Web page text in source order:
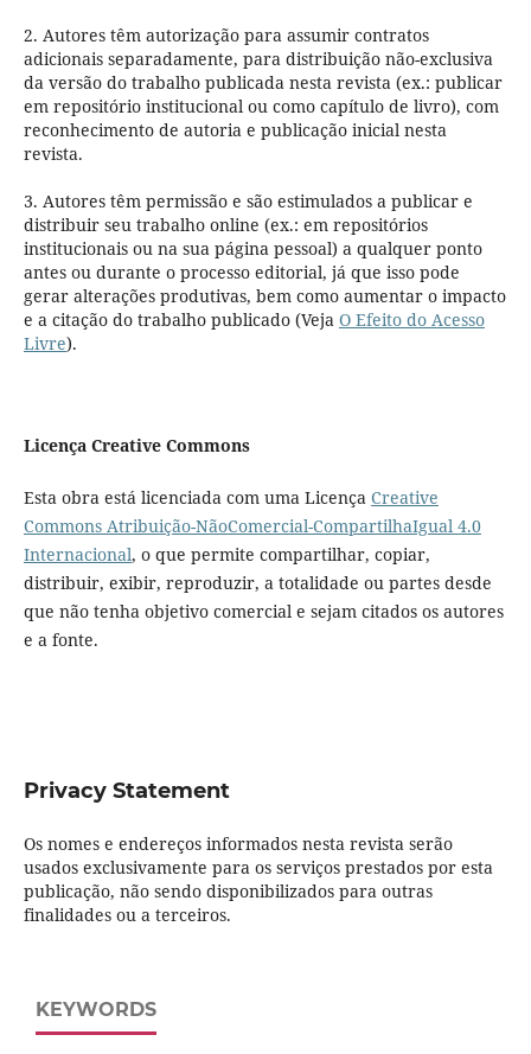
2. Autores têm autorização para assumir contratos
adicionais separadamente, para distribuição não-exclusiva
da versão do trabalho publicada nesta revista (ex.: publicar
em repositório institucional ou como capítulo de livro), com
reconhecimento de autoria e publicação inicial nesta
revista.
3. Autores têm permissão e são estimulados a publicar e
distribuir seu trabalho online (ex.: em repositórios
institucionais ou na sua página pessoal) a qualquer ponto
antes ou durante o processo editorial, já que isso pode
gerar alterações produtivas, bem como aumentar o impacto
e a citação do trabalho publicado (Veja O Efeito do Acesso
Livre).
Licença Creative Commons
Esta obra está licenciada com uma Licença Creative
Commons Atribuição-NãoComercial-CompartilhaIgual 4.0
Internacional, o que permite compartilhar, copiar,
distribuir, exibir, reproduzir, a totalidade ou partes desde
que não tenha objetivo comercial e sejam citados os autores
e a fonte.
Privacy Statement
Os nomes e endereços informados nesta revista serão
usados exclusivamente para os serviços prestados por esta
publicação, não sendo disponibilizados para outras
finalidades ou a terceiros.
KEYWORDS